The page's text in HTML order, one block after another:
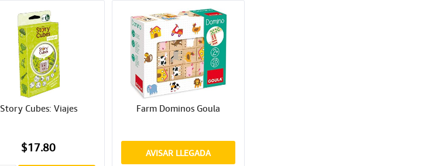
Story Cubes: Viajes
$17.80
Farm Dominos Goula
AVISAR LLEGADA